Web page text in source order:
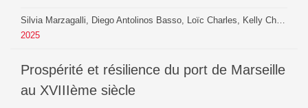
Silvia Marzagalli, Diego Antolinos Basso, Loïc Charles, Kelly Christensen, Guillaume Daudin, Inès Girard, Paul Girard, Beatrice Mazoyer, Robin de Mourat, Benjamin Ooghe-Tabanou, Christine Plumejeaud-Perreau, Thierry Sauzeau, Pierre-Niccolò Sofia
2025
Prospérité et résilience du port de Marseille
au XVIIIème siècle